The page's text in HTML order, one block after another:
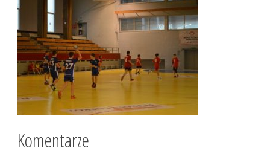
Komentarze